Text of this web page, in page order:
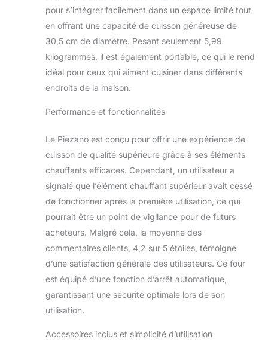
four à pizza
PIEZANO pour une
expérience
complète.
Délicieuse pizza
faite maison :
pizzeria directement
version
personnalisée sur la
surface de la pierre
et profitez d'une
pizza à croûte
croustillante au
fromage préparée
dans votre cuisine,
sans allumer votre
pizza Chauffe
jusqu'à 426,7 °C :
obtenez une pizza
minutes. Les fours
pour s’intégrer facilement dans un espace limité tout
en offrant une capacité de cuisson généreuse de
30,5 cm de diamètre. Pesant seulement 5,99
kilogrammes, il est également portable, ce qui le rend
idéal pour ceux qui aiment cuisiner dans différents
endroits de la maison.
Performance et fonctionnalités
Le Piezano est conçu pour offrir une expérience de
cuisson de qualité supérieure grâce à ses éléments
chauffants efficaces. Cependant, un utilisateur a
signalé que l’élément chauffant supérieur avait cessé
de fonctionner après la première utilisation, ce qui
pourrait être un point de vigilance pour de futurs
acheteurs. Malgré cela, la moyenne des
commentaires clients, 4,2 sur 5 étoiles, témoigne
d’une satisfaction générale des utilisateurs. Ce four
est équipé d’une fonction d’arrêt automatique,
garantissant une sécurité optimale lors de son
utilisation.
Accessoires inclus et simplicité d’utilisation